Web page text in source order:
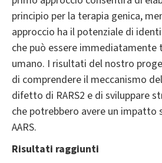
principio per la terapia genica,
approccio ha il potenziale di
che può essere
umano. I risultati del nostro
di comprendere il meccanismo
difetto di RARS2 e di sviluppare
che potrebbero avere un
AARS.
Risultati raggiunti